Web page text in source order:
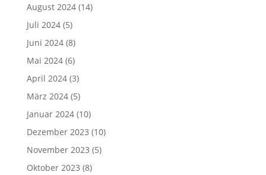
August 2024(14)
Juli 2024(5)
Juni 2024(8)
Mai 2024(6)
April 2024(3)
März 2024(5)
Januar 2024(10)
Dezember 2023 (10)
November 2023 (5)
Oktober 2023 (8)